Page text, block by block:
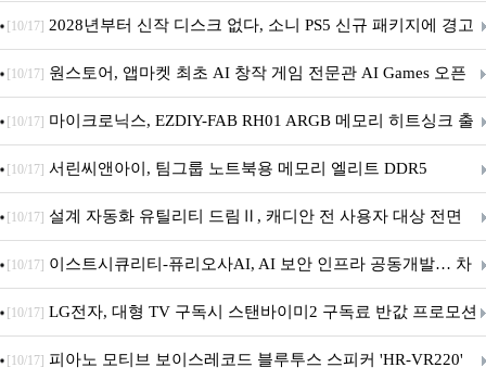
개막... 22일간 진행
[10/17] 2028년부터 신작 디스크 없다, 소니 PS5 신규 패키지에 경고
문 추가
[10/17] 원스토어, 앱마켓 최초 AI 창작 게임 전문관 AI Games 오픈
[10/17] 마이크로닉스, EZDIY-FAB RH01 ARGB 메모리 히트싱크 출
시
[10/17] 서린씨앤아이, 팀그룹 노트북용 메모리 엘리트 DDR5
5600MHz 16GB 출시
[10/17] 설계 자동화 유틸리티 드림Ⅱ, 캐디안 전 사용자 대상 전면
무상 배포
[10/17] 이스트시큐리티-퓨리오사AI, AI 보안 인프라 공동개발… 차
세대 AI 보안 플랫폼 구축
[10/17] LG전자, 대형 TV 구독시 스탠바이미2 구독료 반값 프로모션
[10/17] 피아노 모티브 보이스레코드 블루투스 스피커 'HR-VR220'